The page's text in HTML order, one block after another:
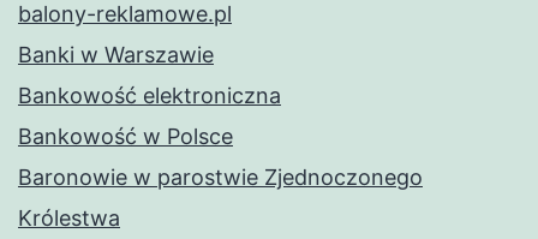
balony-reklamowe.pl
Banki w Warszawie
Bankowość elektroniczna
Bankowość w Polsce
Baronowie w parostwie Zjednoczonego
Królestwa